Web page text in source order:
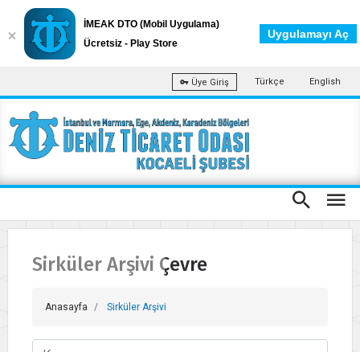
Üye Giriş Türkçe English
Sirküler Arşivi Çevre
Anasayfa Sirküler Arşivi
İMEAK DTO (Mobil Uygulama)
Ücretsiz - Play Store
Uygulamayı Aç